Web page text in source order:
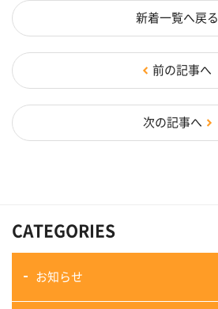
前の記事へ
新着一覧へ戻る
次の記事へ
CATEGORIES
お知らせ